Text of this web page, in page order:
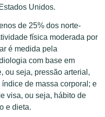
Unidos.
de 25% dos norte-
física moderada por
é medida pela
com base em
ou seja, pressão arterial,
de massa corporal; e
visa, ou seja, hábito de
e dieta.